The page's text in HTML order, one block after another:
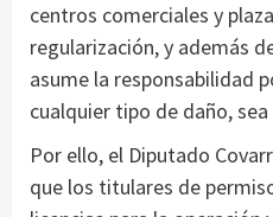
centros comerciales y
regularización, y además
asume la responsabilidad
cualquier tipo de daño,
Por ello, el Diputado
que los titulares de